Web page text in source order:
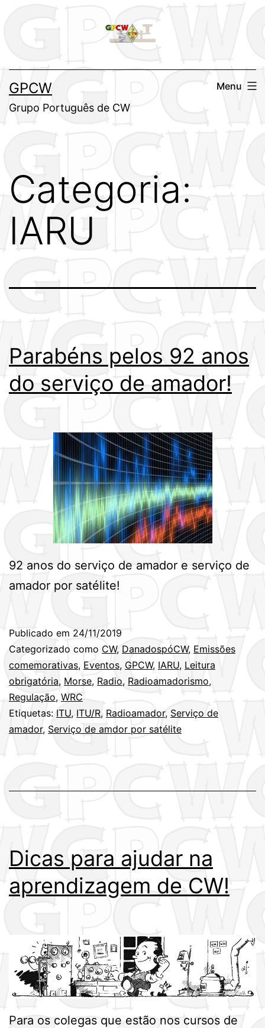
conteúdo
GPCW
Grupo Português de CW
Menu
Categoria:
IARU
Parabéns pelos 92 anos
do serviço de amador!
92 anos do serviço de amador e serviço de
amador por satélite!
Publicado em 24/11/2019
Categorizado como CW, DanadospóCW, Emissões
comemorativas, Eventos, GPCW, IARU, Leitura
obrigatória, Morse, Radio, Radioamadorismo,
Regulação, WRC
Etiquetas: ITU, ITU/R, Radioamador, Serviço de
amador, Serviço de amdor por satélite
Dicas para ajudar na
aprendizagem de CW!
Para os colegas que estão nos cursos de